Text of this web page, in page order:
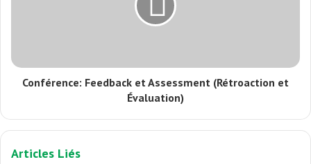
Conférence: Feedback et Assessment (Rétroaction et
Évaluation)
Articles Liés